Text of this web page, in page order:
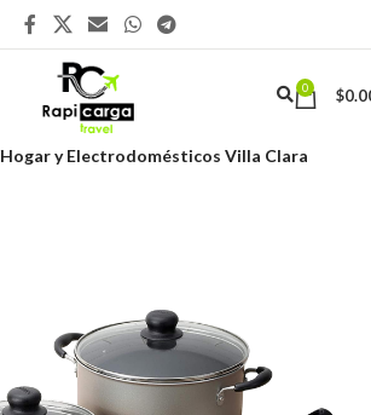
0 $
Hogar y Electrodomésticos Villa Clara